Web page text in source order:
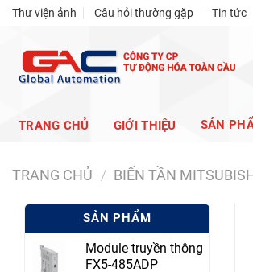
Skip
content
Thư viện ảnh Câu hỏi thường gặp Tin tức
TRANG CHỦ GIỚI THIỆU SẢN
TRANG CHỦ / BIẾN TẦN
SẢN PHẨM
Module truyền thông
FX5-485ADP